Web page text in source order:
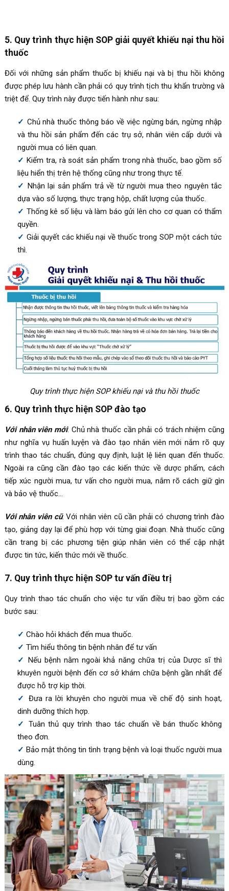
5. Quy trình thực hiện SOP giải quyết khiếu nại thu hồi
thuốc
Đối với những sản phẩm thuốc bị khiếu nại và bị thu hồi không
được phép lưu hành cần phải có quy trình tịch thu khẩn trường và
triệt để. Quy trình này được tiến hành như sau:
Chủ nhà thuốc thông báo về việc ngừng bán, ngừng nhập
và thu hồi sản phẩm đến các trụ sở, nhân viên cấp dưới và
người mua có liên quan.
Kiểm tra, rà soát sản phẩm trong nhà thuốc, bao gồm số
liệu hiển thị trên hệ thống cũng như trong thực tế.
Nhận lại sản phẩm trả về từ người mua theo nguyên tắc
dựa vào số lượng, thực trạng hộp, chất lượng của thuốc.
Thống kê số liệu và làm báo gửi lên cho cơ quan có thẩm
quyền.
Giải quyết các khiếu nại về thuốc trong SOP một cách tức
thì.
Quy trình thực hiện SOP khiếu nại và thu hồi thuốc
6. Quy trình thực hiện SOP đào tạo
Với nhân viên mới: Chủ nhà thuốc cần phải có trách nhiệm cũng
như nghĩa vụ huấn luyện và đào tạo nhân viên mới nắm rõ quy
trình thao tác chuẩn, đúng quy định, luật lệ liên quan đến thuốc.
Ngoài ra cũng cần đào tạo các kiến thức về dược phẩm, cách
tiếp xúc người mua, tư vấn cho người mua, nắm rõ cách giữ gìn
và bảo vệ thuốc…
Với nhân viên cũ: Với nhân viên cũ cần phải có chương trình đào
tạo, giảng dạy lại để phù hợp với từng giai đoạn. Nhà thuốc cũng
cần trang bị các phương tiện giúp nhân viên có thể cập nhật
được tin tức, kiến thức mới về thuốc.
7. Quy trình thực hiện SOP tư vấn điều trị
Quy trình thao tác chuẩn cho việc tư vấn điều trị bao gồm các
bước sau:
Chào hỏi khách đến mua thuốc.
Tìm hiểu thông tin bệnh nhân để tư vấn
Nếu bệnh nằm ngoài khả năng chữa trị của Dược sĩ thì
khuyên người bệnh đến cơ sở khám chữa bệnh gần nhất để
được hỗ trợ kịp thời.
Đưa ra lời khuyên cho người mua về chế độ sinh hoạt,
dinh dưỡng thích hợp.
Tuân thủ quy trình thao tác chuẩn về bán thuốc không
theo đơn.
Bảo mật thông tin tình trạng bệnh và loại thuốc người mua
dùng.